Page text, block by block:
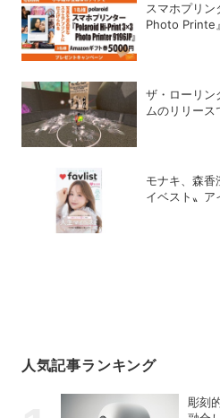
スマホプリ
Photo Printe
ザ・ローリン
ムのリリー
モナキ、森香
イベスト〟ア
人気記事ランキング
彫刻